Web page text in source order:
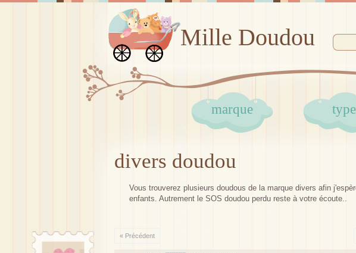
Mille Doudou
marque type
divers doudou
Vous trouverez plusieurs doudous de la marque divers afin
enfants. Autrement le SOS doudou perdu reste à votre écoute..
« Précédent